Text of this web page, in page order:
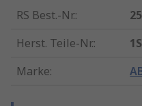
RS Best.-Nr.:
Herst. Teile-Nr.:
Marke: